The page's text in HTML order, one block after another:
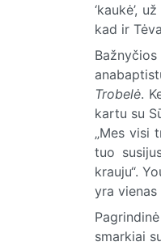
‘kaukė’,
kad ir
Trobelė.
kartu su
„Mes visi
tuo
krauju“.
yra
smarkiai